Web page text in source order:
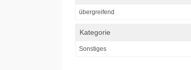
übergreifend
Kategorie
Sonstiges